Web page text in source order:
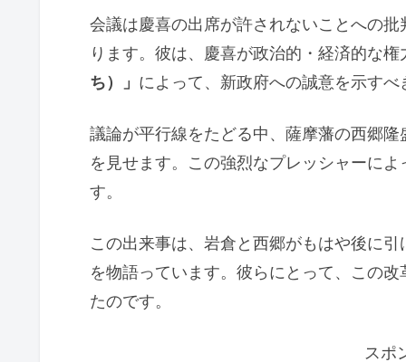
会議は慶喜の出席が許されないことへの
ります。彼は、慶喜が政治的・経済的な
ち）」 によって、新政府への誠意を示す
議論が平行線をたどる中、薩摩藩の西郷
を見せます。この強烈なプレッシャーに
す。
この出来事は、岩倉と西郷がもはや後に
を物語っています。彼らにとって、この
たのです。
スポ